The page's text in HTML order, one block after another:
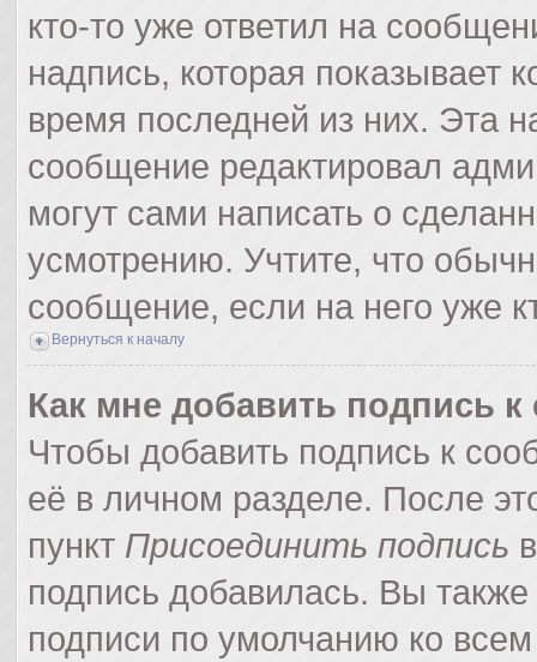
кто-то уже ответил на
надпись, которая показывает
время последней из них. Эта
сообщение редактировал
могут сами написать о
усмотрению. Учтите, что
сообщение, если на него уже
Вернуться к началу
Как мне добавить подпись
Чтобы добавить подпись к
её в личном разделе. После
пункт Присоединить подпись
подпись добавилась. Вы
подписи по умолчанию ко